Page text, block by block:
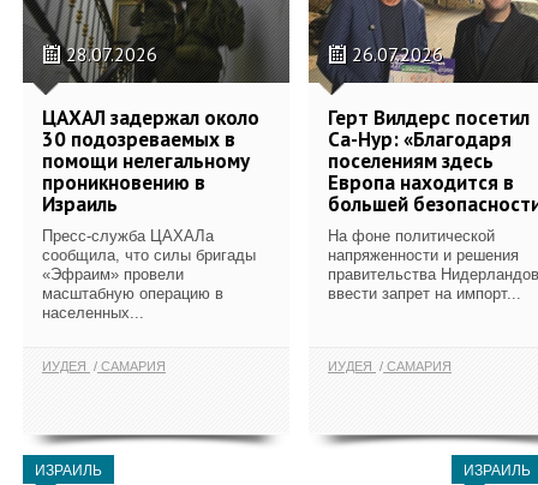
28.07.2026
ЦАХАЛ задержал около
30 подозреваемых в
помощи нелегальному
проникновению в
Израиль
Пресс-служба ЦАХАЛа
сообщила, что силы бригады
«Эфраим» провели
масштабную операцию в
населенных...
ИУДЕЯ САМАРИЯ
26.07.2026
Герт Вилдерс посетил
Са-Нур: «Благодаря
поселениям здесь
Европа находится в
большей
На фоне политической
напряженности и решения
правительства Нидерландов
ввести запрет на импорт...
ИУДЕЯ САМАРИЯ
ИЗРАИЛЬ ИЗРАИЛЬ